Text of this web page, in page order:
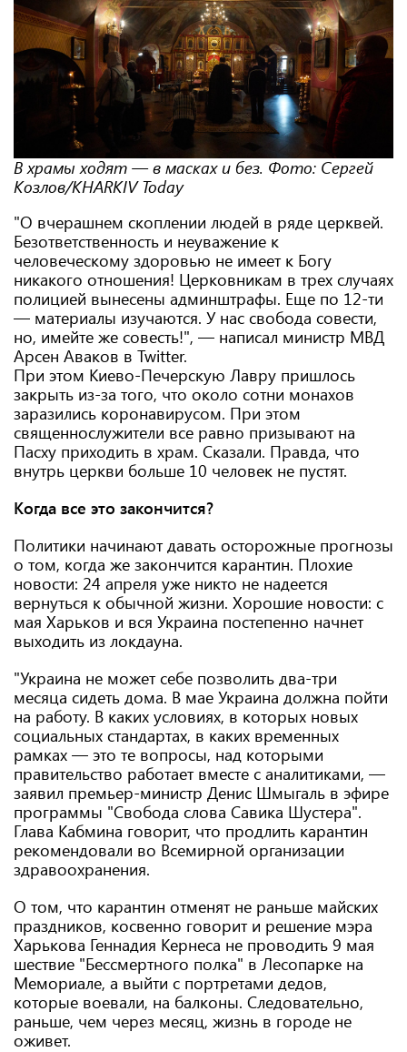
В храмы ходят — в масках и без. Фото: Сергей
Козлов/KHARKIV Today
"О вчерашнем скоплении людей в ряде церквей.
Безответственность и неуважение к
человеческому здоровью не имеет к Богу
никакого отношения! Церковникам в трех случаях
полицией вынесены админштрафы. Еще по 12-ти
— материалы изучаются. У нас свобода совести,
но, имейте же совесть!", — написал министр МВД
Арсен Аваков в Twitter.
При этом Киево-Печерскую Лавру пришлось
закрыть из-за того, что около сотни монахов
заразились коронавирусом. При этом
священнослужители все равно призывают на
Пасху приходить в храм. Сказали. Правда, что
внутрь церкви больше 10 человек не пустят.
Когда все это закончится?
Политики начинают давать осторожные прогнозы
о том, когда же закончится карантин. Плохие
новости: 24 апреля уже никто не надеется
вернуться к обычной жизни. Хорошие новости: с
мая Харьков и вся Украина постепенно начнет
выходить из локдауна.
"Украина не может себе позволить два-три
месяца сидеть дома. В мае Украина должна пойти
на работу. В каких условиях, в которых новых
социальных стандартах, в каких временных
рамках — это те вопросы, над которыми
правительство работает вместе с аналитиками, —
заявил премьер-министр Денис Шмыгаль в эфире
программы "Свобода слова Савика Шустера".
Глава Кабмина говорит, что продлить карантин
рекомендовали во Всемирной организации
здравоохранения.
О том, что карантин отменят не раньше майских
праздников, косвенно говорит и решение мэра
Харькова Геннадия Кернеса не проводить 9 мая
шествие "Бессмертного полка" в Лесопарке на
Мемориале, а выйти с портретами дедов,
которые воевали, на балконы. Следовательно,
раньше, чем через месяц, жизнь в городе не
оживет.